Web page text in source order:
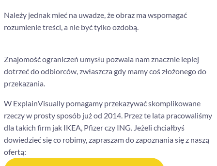
Należy jednak mieć na uwadze, że obraz ma wspomagać
rozumienie treści, a nie być tylko ozdobą.
Znajomość ograniczeń umysłu pozwala nam znacznie lepiej
dotrzeć do odbiorców, zwłaszcza gdy mamy coś złożonego do
przekazania.
W ExplainVisually pomagamy przekazywać skomplikowane
rzeczy w prosty sposób już od 2014. Przez te lata pracowaliśmy
dla takich firm jak IKEA, Pfizer czy ING. Jeżeli chciałbyś
dowiedzieć się co robimy, zapraszam do zapoznania się z naszą
ofertą: